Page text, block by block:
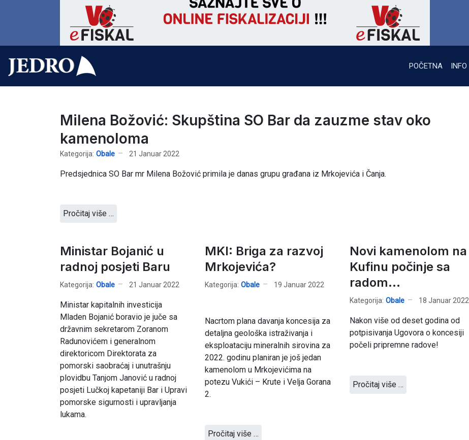
POČETNA INFO
Milena Božović: Skupština SO Bar da zauzme stav oko
kamenoloma
Kategorija: Obale 21 Januar 2022
Predsjednica SO Bar mr Milena Božović primila je danas grupu građana iz Mrkojevića i Čanja.
Pročitaj više …
Ministar Bojanić u
radnoj posjeti Baru
Kategorija: Obale 21 Januar 2022
Ministar kapitalnih investicija
Mladen Bojanić boravio je juče sa
državnim sekretarom Zoranom
Radunovićem i generalnom
direktoricom Direktorata za
pomorski saobraćaj i unutrašnju
plovidbu Tanjom Janović u radnoj
posjeti Lučkoj kapetaniji Bar i Upravi
pomorske sigurnosti i upravljanja
lukama.
MKI: Briga za razvoj
Mrkojevića?
Kategorija: Obale 19 Januar 2022
Nacrtom plana davanja koncesija za
detaljna geološka istraživanja i
eksploataciju mineralnih sirovina za
2022. godinu planiran je još jedan
kamenolom u Mrkojevićima na
potezu Vukići – Krute i Velja Gorana
2.
Pročitaj više …
Novi kamenolom na
Kufinu počinje sa
radom...
Kategorija: Obale 18 Januar 2022
Nakon više od deset godina od
potpisivanja Ugovora o koncesiji
počeli pripremne radove!
Pročitaj više …